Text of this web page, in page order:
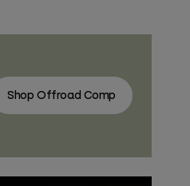
Shop Offroad Comp